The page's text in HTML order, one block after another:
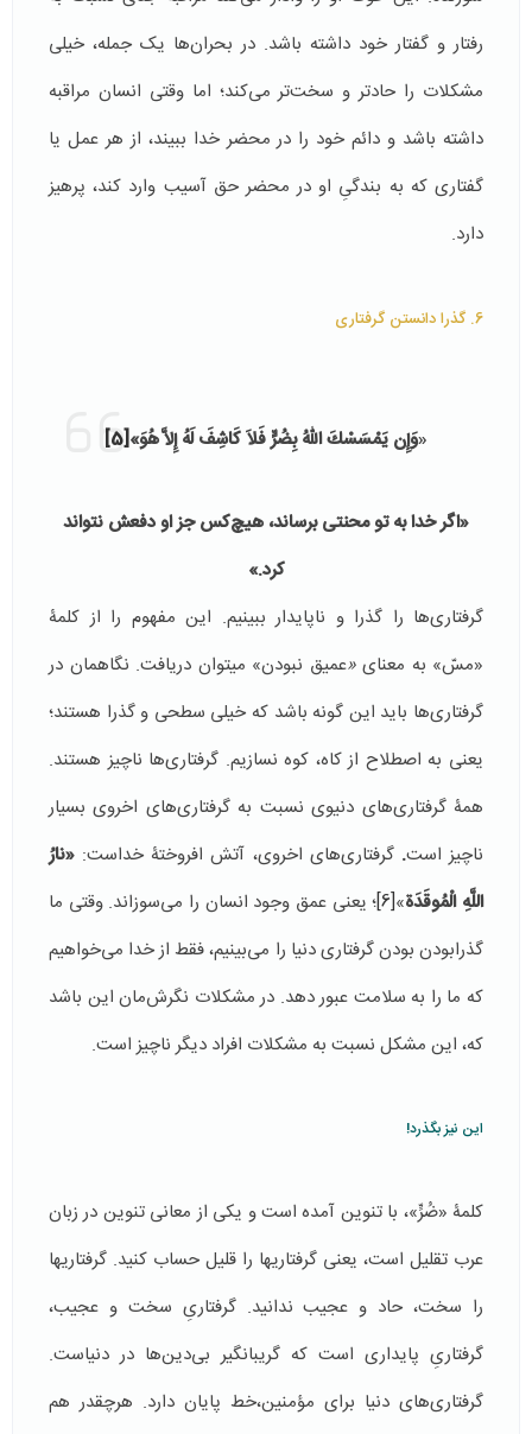
رفتار و گفتار خود داشته باشد. در بحران‌ها یک جمله، خیلی
مشکلات را حادتر و سخت‌تر می‌کند؛ اما وقتی انسان مراقبه
داشته باشد و دائم خود را در محضر خدا ببیند، از هر عمل یا
گفتاری که به بندگیِ او در محضر حق آسیب وارد کند، پرهیز
دارد.
6. گذرا دانستن گرفتاری
«وَإِن يَمْسَسْكَ اللّهُ بِضُرٍّ فَلاَ كَاشِفَ لَهُ إِلاَّ هُوَ»[5]
«اگر خدا به تو محنتى برساند، هيچ‌كس جز او دفعش نتواند
كرد.»
گرفتاری‌ها را گذرا و ناپایدار ببینیم. این مفهوم را از کلمۀ
«مسّ» به معنای«عمیق نبودن» می­توان دریافت. نگاهمان در
گرفتاری‌ها باید این گونه باشد که خیلی سطحی و گذرا هستند؛
یعنی به اصطلاح از کاه، کوه نسازیم. گرفتاری‌ها ناچیز هستند.
همۀ گرفتاری‌های دنیوی نسبت به گرفتاری‌های اخروی بسیار
ناچیز است. گرفتاری‌های اخروی، آتش افروختۀ خداست: «نارُ
اللَّهِ الْمُوقَدَة»
[6] ؛ یعنی عمق وجود انسان را می‌سوزاند. وقتی ما
گذرابودن بودن گرفتاری دنیا را می‌بینیم، فقط از خدا می‌خواهیم
که ما را به سلامت عبور دهد. در مشکلات نگرش‌مان این باشد
که، این مشکل نسبت به مشکلات افراد دیگر ناچیز است.
این نیز بگذرد!
کلمۀ «ضُرٍّ»، با تنوین آمده است و یکی از معانی تنوین در زبان
عرب تقلیل است، یعنی گرفتاری­ها را قلیل حساب کنید. گرفتاری­ها
را سخت، حاد و عجیب ندانید. گرفتاریِ سخت و عجیب،
گرفتاریِ پایداری است که گریبانگیر بی‌دین‌ها در دنیاست.
گرفتاری‌های دنیا برای مؤمنین،خط پایان دارد. هرچقدر هم